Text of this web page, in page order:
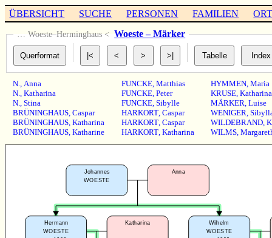
ÜBERSICHT SUCHE PERSONEN FAMILIEN
… Woeste–Herminghaus < Woeste – Märker
N.,Anna
N.,Katharina
N.,Stina
BRÜNINGHAUS,Caspar
BRÜNINGHAUS,Katharina
BRÜNINGHAUS,Katharine
FUNCKE, Matthias
FUNCKE, Peter
FUNCKE, Sibylle
HARKORT, Caspar
HARKORT, Caspar
HARKORT, Katharina
HYMMEN, Maria
KRUSE, Katharina
MÄRKER, Luise
WENIGER,
WILDEBRAND,
WILMS,
Wilhelm
WOESTE
Johannes
WOESTE
Anna
Hermann
WOESTE
Katharina